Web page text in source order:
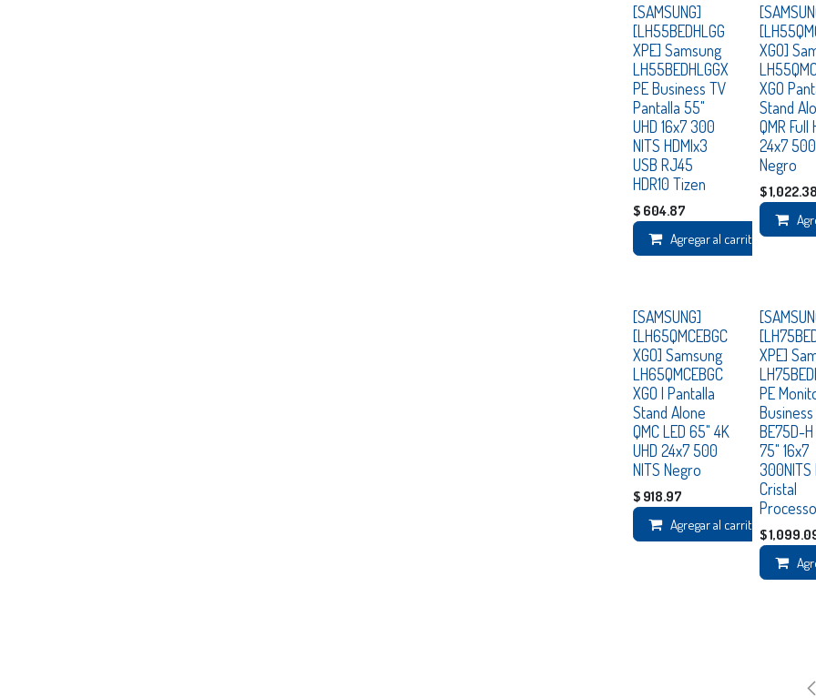
Consultar
[SAMSUNG]
[LH55BEDHLGG
XPE] Samsung
LH55BEDHLGGX
PE Business TV
Pantalla 55"
UHD 16x7 300
NITS HDMIx3
USB RJ45
HDR10 Tizen
$ 604.87
Agregar al carrito
Consultar
XGO]
XGO
Stand
QMR Full
24x7
Negro
$1,022.38
Consultar
[SAMSUNG]
[LH65QMCEBGC
XGO] Samsung
LH65QMCEBGC
XGO | Pantalla
Stand Alone
QMC LED 65" 4K
UHD 24x7 500
NITS Negro
$ 918.97
Agregar al carrito
Consultar
XPE]
PE
BE75D-
75" 16x7
300NITS
Cristal
$